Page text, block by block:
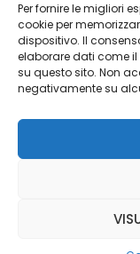
Per fornire le migliori
cookie per
dispositivo. Il
elaborare dati come
su questo sito. Non
negativamente su
Cookie Policy
Risorse Aggiuntive